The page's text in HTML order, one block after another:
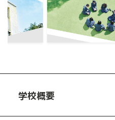
学校概要